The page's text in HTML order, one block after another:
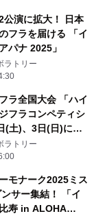
演に拡大！ 日本
フラを届ける 「イ
パナ 2025」
ラトリー
ラ全国大会 「ハイ
フラコンペティシ
(土)、3日(日)に横
ラトリー
モナーク2025ミス
サー集結！ 「イ
寿 in ALOHA